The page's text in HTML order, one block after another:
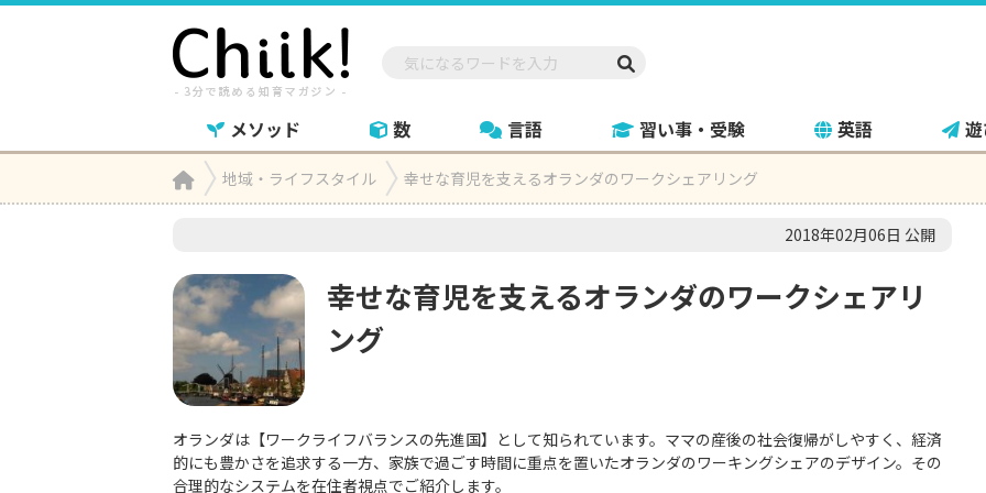
メソッド 数 言語 習い事・受験 英語
Home地域・ライフスタイル 幸せな育児を支えるオランダのワークシェアリング
2018年02月06日 公開
幸せな育児を支えるオランダのワークシェアリ
ング
オランダは【ワークライフバランスの先進国】として知られています。ママの産後の社会復帰がしやすく、経済
的にも豊かさを追求する一方、家族で過ごす時間に重点を置いたオランダのワーキングシェアのデザイン。その
合理的なシステムを在住者視点でご紹介します。